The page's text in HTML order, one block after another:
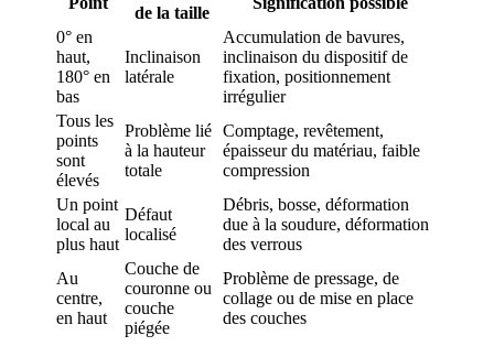
de la taille
0° en
haut,
180° en
bas
Inclinaison
latérale
Accumulation de bavures,
inclinaison du dispositif de
fixation, positionnement
irrégulier
Tous les
points
sont
élevés
Problème lié
à la hauteur
totale
Comptage, revêtement,
épaisseur du matériau, faible
compression
Un point
local au
plus haut
Défaut
localisé
Débris, bosse, déformation
due à la soudure, déformation
des verrous
Au
centre,
en haut
Couche de
couronne ou
couche
piégée
Problème de pressage, de
collage ou de mise en place
des couches